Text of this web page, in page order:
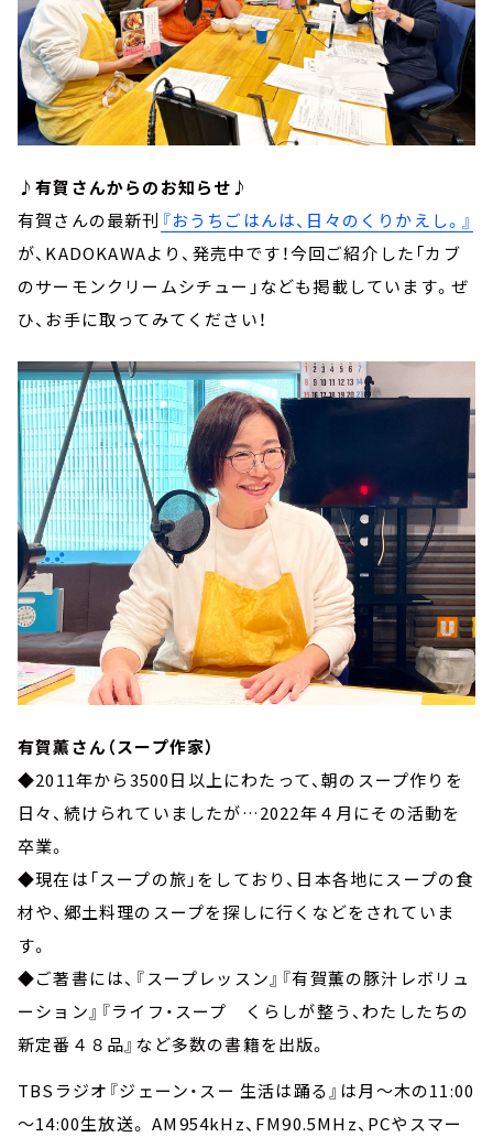
♪有賀さんからのお知らせ♪
有賀さんの最新刊 『おうちごはんは、日々のくりかえし。』
が、KADOKAWAより、発売中です！今回ご紹介した「カブ
のサーモンクリームシチュー」なども掲載しています。ぜ
ひ、お手に取ってみてください！
有賀薫さん（スープ作家）
◆2011年から3500日以上にわたって、朝のスープ作りを
日々、続けられていましたが…2022年４月にその活動を
卒業。
◆現在は「スープの旅」をしており、日本各地にスープの食
材や、郷土料理のスープを探しに行くなどをされていま
す。
◆ご著書には、『スープレッスン』『有賀薫の豚汁レボリュ
ーション』『ライフ・スープ くらしが整う、わたしたちの
新定番４８品』など多数の書籍を出版。
TBSラジオ『ジェーン・スー 生活は踊る』は月～木の11:00
～14:00生放送。 AM954kHz、FM90.5MHz、PCやスマー